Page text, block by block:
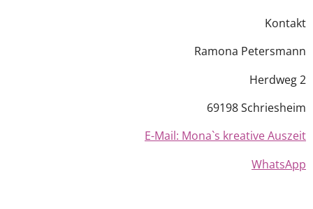
Kontakt
Ramona Petersmann
Herdweg 2
69198 Schriesheim
E-Mail: Mona`s kreative Auszeit
WhatsApp